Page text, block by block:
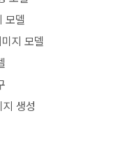
모델
지 모델
지 생성